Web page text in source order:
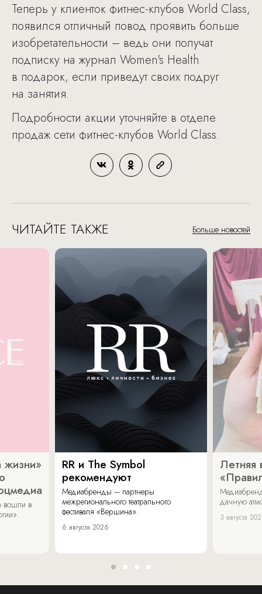
Теперь у клиенток фитнес-клубов World Class,
появился отличный повод проявить больше
изобретательности – ведь они получат
подписку на журнал Women's Health
в подарок, если приведут своих подруг
на занятия.
Подробности акции уточняйте в отделе
продаж сети фитнес-клубов World Class.
ЧИТАЙТЕ ТАКЖЕ Больше новостей
жизни»
вошли в
RR и The Symbol
рекомендуют
Медиабренды – партнеры
межрегионального театрального
фестиваля «Вершина».
6 августа 2026
Летняя
дачную
3 августа